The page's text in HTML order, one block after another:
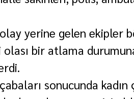
yerine gelen ekipler
bir atlama
sonucunda